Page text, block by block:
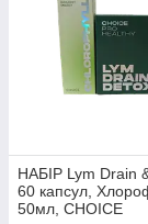
НАБІР Lym Drain
60 капсул,
50мл, CHOICE